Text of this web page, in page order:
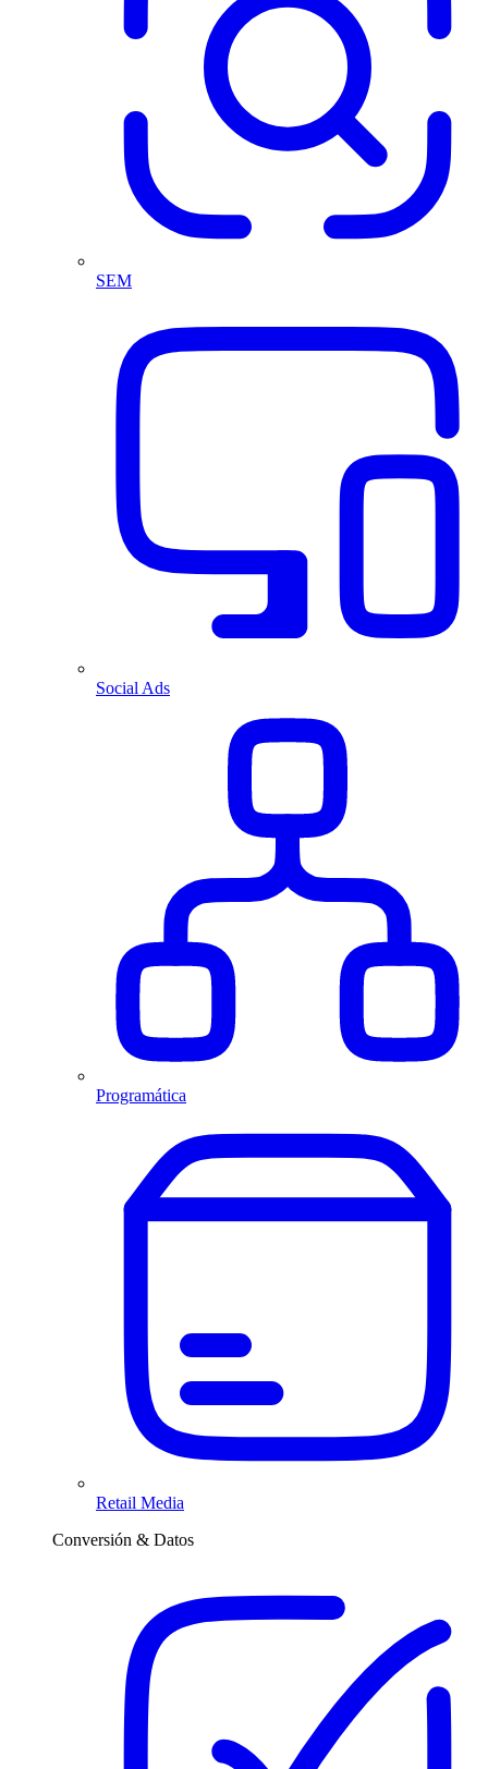
SEM
Social Ads
Programática
Retail Media
Conversión & Datos